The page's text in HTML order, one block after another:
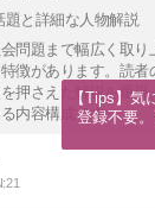
題と詳細な人物解説
問題まで幅広く取
徴があります。読
押さえた解説を重視
内容構成です。
21
【Tips】気
登録不要